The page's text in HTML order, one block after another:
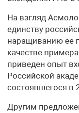
На взгляд
единству
наращиванию ее
качестве
приведен опыт
Российской
состоявшегося в
Другим